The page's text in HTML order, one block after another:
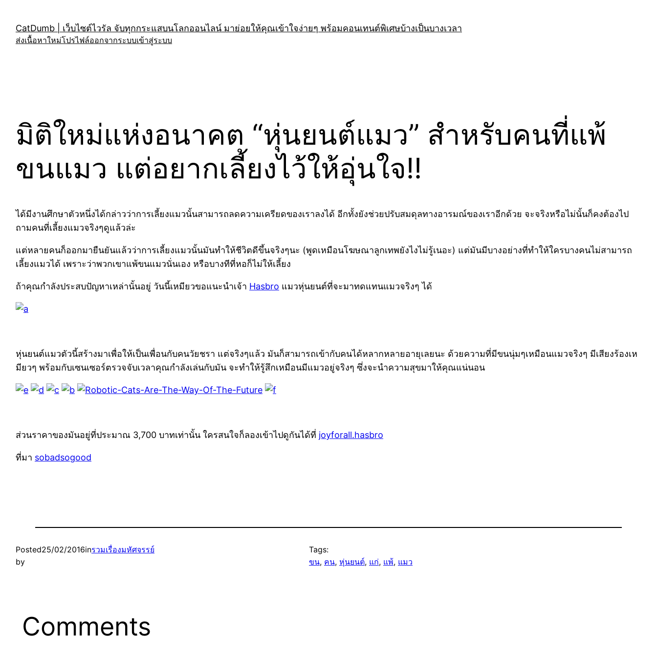
content
CatDumb | เว็บไซต์ไวรัล จับทุกกระแสบนโลกออนไลน์ มาย่อยให้คุณเข้าใจง่ายๆ พร้อมคอนเทนต์พิเศษบ้างเป็นบางเวลา
ส่งเนื้อหาใหม่โปรไฟล์ออกจากระบบเข้าสู่ระบบ
มิติใหม่แห่งอนาคต “หุ่นยนต์แมว” สำหรับคนที่แพ้
ขนแมว แต่อยากเลี้ยงไว้ให้อุ่นใจ!!
ได้มีงานศึกษาตัวหนึ่งได้กล่าวว่าการเลี้ยงแมวนั้นสามารถลดความเครียดของเราลงได้ อีกทั้งยังช่วยปรับสมดุลทางอารมณ์ของเราอีกด้วย จะจริงหรือไม่นั้นก็คงต้องไป
ถามคนที่เลี้ยงแมวจริงๆดูแล้วล่ะ
แต่หลายคนก็ออกมายืนยันแล้วว่าการเลี้ยงแมวนั้นมันทำให้ชีวิตดีขึ้นจริงๆนะ (พูดเหมือนโฆษณาลูกเทพยังไงไม่รู้เนอะ) แต่มันมีบางอย่างที่ทำให้ใครบางคนไม่สามารถ
เลี้ยงแมวได้ เพราะว่าพวกเขาแพ้ขนแมวนั่นเอง หรือบางทีที่หอก็ไม่ให้เลี้ยง
ถ้าคุณกำลังประสบปัญหาเหล่านั้นอยู่ วันนี้เหมียวขอแนะนำเจ้า Hasbro แมวหุ่นยนต์ที่จะมาทดแทนแมวจริงๆ ได้
หุ่นยนต์แมวตัวนี้สร้างมาเพื่อให้เป็นเพื่อนกับคนวัยชรา แต่จริงๆแล้ว มันก็สามารถเข้ากับคนได้หลากหลายอายุเลยนะ ด้วยความที่มีขนนุ่มๆเหมือนแมวจริงๆ มีเสียงร้องเห
มียวๆ พร้อมกับเซนเซอร์ตรวจจับเวลาคุณกำลังเล่นกับมัน จะทำให้รู้สึกเหมือนมีแมวอยู่จริงๆ ซึ่งจะนำความสุขมาให้คุณแน่นอน
ส่วนราคาของมันอยู่ที่ประมาณ 3,700 บาทเท่านั้น ใครสนใจก็ลองเข้าไปดูกันได้ที่ joyforall.hasbro
ที่มา sobadsogood
Posted25/02/2016inรวมเรื่องมหัศจรรย์
by
Tags:
ขน, คน, หุ่นยนต์, แก่, แพ้, แมว
Comments